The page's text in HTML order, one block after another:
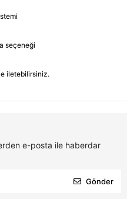
seçeneği
iletebilirsiniz.
e-posta ile haberdar
Gönder